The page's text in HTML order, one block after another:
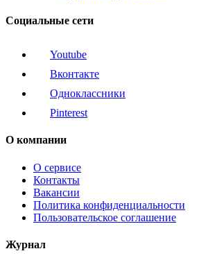
Социальные сети
Youtube
Вконтакте
Одноклассники
Pinterest
О компании
О сервисе
Контакты
Вакансии
Политика конфиденциальности
Пользовательское соглашение
Журнал